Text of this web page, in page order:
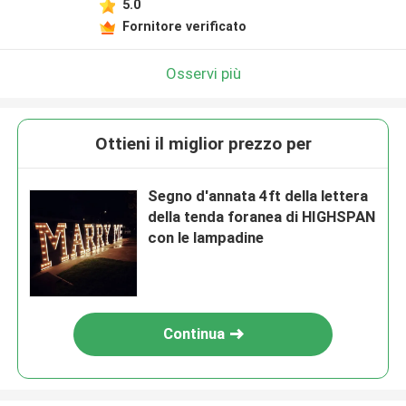
5.0
Fornitore verificato
Osservi più
Ottieni il miglior prezzo per
Segno d'annata 4ft della lettera
della tenda foranea di HIGHSPAN
con le lampadine
Continua